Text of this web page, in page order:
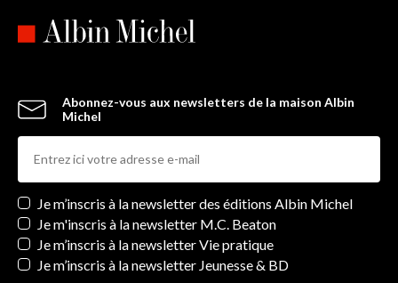
Abonnez-vous aux newsletters de la maison Albin
Michel
Newsletters
Je m’inscris à la newsletter des éditions Albin Michel
Je m'inscris à la newsletter M.C. Beaton
Je m’inscris à la newsletter Vie pratique
Je m’inscris à la newsletter Jeunesse & BD